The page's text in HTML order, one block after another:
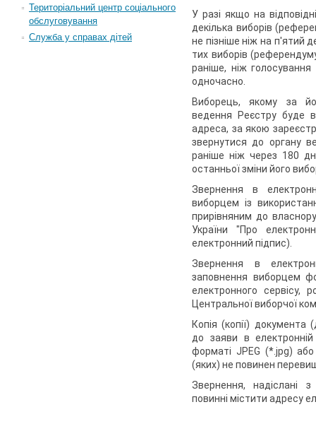
Територіальний центр соціального
обслуговування
Служба у справах дітей
У разі якщо на
декілька виборів
не пізніше ніж на п'ятий
тих виборів
раніше, ніж
одночасно.
Виборець, якому за
ведення Реєстру буде
адреса, за якою
звернутися до органу
раніше ніж через 180
останньої зміни його
Звернення в
виборцем із
прирівняним до
України "Про
електронний підпис).
Звернення в
заповнення виборцем
електронного сервісу,
Центральної виборчої
Копія (копії)
до заяви в
форматі JPEG (*.jpg)
(яких) не повинен
Звернення, надіслані
повинні містити адресу